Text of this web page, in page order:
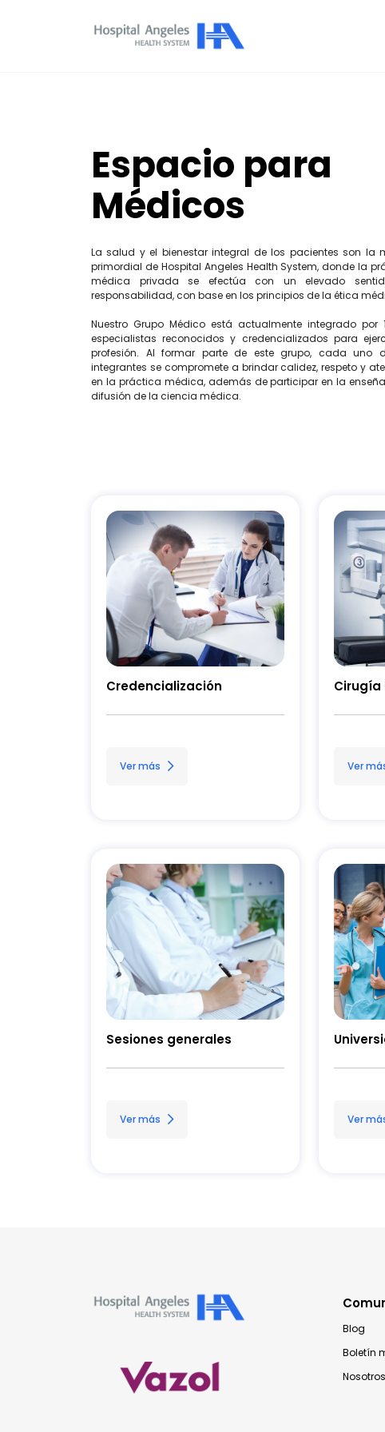
Espacio para
Médicos
La salud y el bienestar integral de los pacientes son la
primordial de Hospital Angeles Health System, donde la
médica privada se efectúa con un elevado
responsabilidad, con base en los principios de la ética
Nuestro Grupo Médico está actualmente integrado por
especialistas reconocidos y credencializados para
profesión. Al formar parte de este grupo, cada uno
integrantes se compromete a brindar calidez, respeto y
en la práctica médica, además de participar en la
difusión de la ciencia médica.
Credencialización
Ver más
Cirugía
Ver
Sesiones generales
Ver más Ver
Blog
Boletín
Nosotros